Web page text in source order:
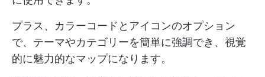
プラス、カラーコードとアイコンのオプション
で、テーマやカテゴリーを簡単に強調でき、視覚
的に魅力的なマップになります。